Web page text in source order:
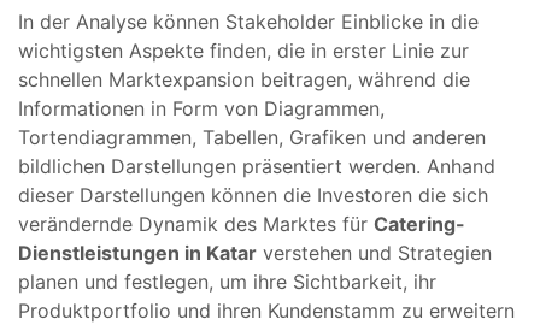
In der Analyse können Stakeholder Einblicke in die
wichtigsten Aspekte finden, die in erster Linie zur
schnellen Marktexpansion beitragen, während die
Informationen in Form von Diagrammen,
Tortendiagrammen, Tabellen, Grafiken und anderen
bildlichen Darstellungen präsentiert werden. Anhand
dieser Darstellungen können die Investoren die sich
verändernde Dynamik des Marktes für Catering-
Dienstleistungen in Katar verstehen und Strategien
planen und festlegen, um ihre Sichtbarkeit, ihr
Produktportfolio und ihren Kundenstamm zu erweitern